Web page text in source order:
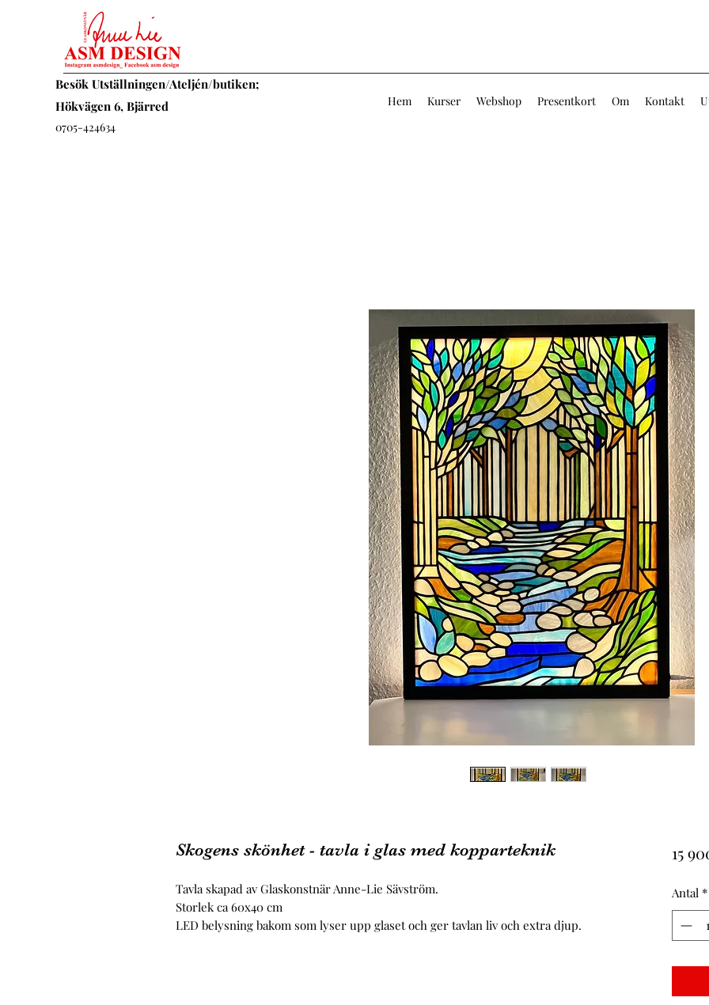
Besök Utställningen/Ateljén/butiken;
Hökvägen 6, Bjärred
0705-424634
Hem Kurser Webshop Presentkort Om Kontakt
Skogens skönhet - tavla i glas med kopparteknik
Tavla skapad av Glaskonstnär Anne-Lie Sävström.
Storlek ca 60x40 cm
LED belysning bakom som lyser upp glaset och ger tavlan liv och extra djup.
15
Antal *